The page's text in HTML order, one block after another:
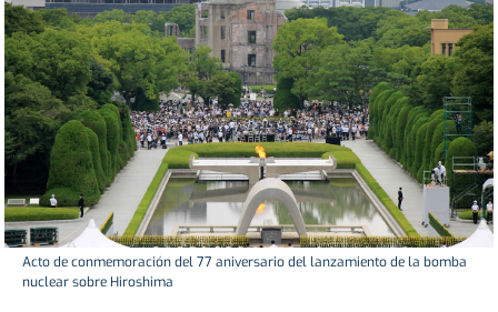
Acto de conmemoración del 77 aniversario del lanzamiento de la bomba
nuclear sobre Hiroshima